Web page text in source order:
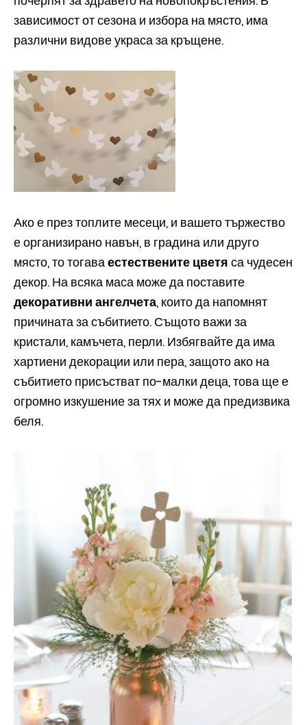
зависимост от сезона и избора на място, има
различни видове украса за кръщене.
Ако е през топлите месеци, и вашето тържество
е организирано навън, в градина или друго
място, то тогаваестествените цветя са чудесен
декор. На всяка маса може да поставите
декоративни ангелчета, които да напомнят
причината за събитието. Същото важи за
кристали, камъчета, перли. Избягвайте да има
хартиени декорации или пера, защото ако на
събитието присъстват по-малки деца, това ще е
огромно изкушение за тях и може да предизвика
беля.